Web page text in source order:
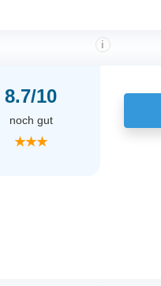
8.7/10
i
noch gut
★★★